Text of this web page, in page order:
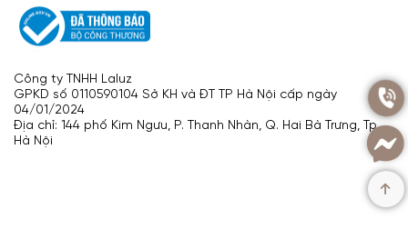
Công ty TNHH Laluz
GPKD số 0110590104 Sở KH và ĐT TP Hà Nội cấp ngày
04/01/2024
Địa chỉ: 144 phố Kim Ngưu, P. Thanh Nhàn, Q. Hai Bà Trưng, Tp.
Hà Nội